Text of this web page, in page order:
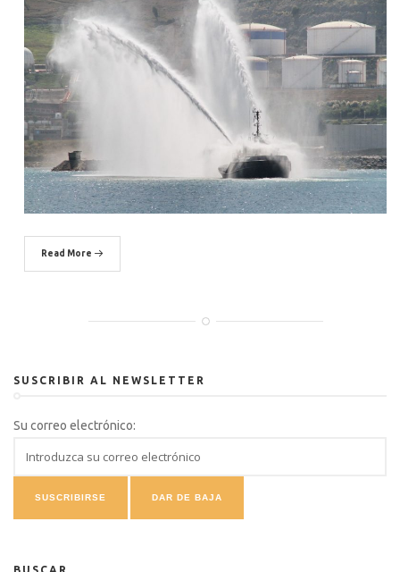
Read More
SUSCRIBIR AL NEWSLETTER
Su correo electrónico:
BUSCAR